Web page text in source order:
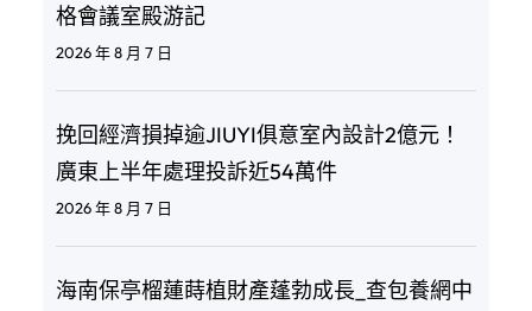
格會議室殿游記
2026 年 8 月 7 日
挽回經濟損掉逾JIUYI俱意室內設計2億元！
廣東上半年處理投訴近54萬件
2026 年 8 月 7 日
海南保亭榴蓮蒔植財產蓬勃成長_查包養網中